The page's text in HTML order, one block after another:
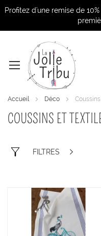
Profitez d'une remise de
Accueil Déco
COUSSINS ET
FILTRES